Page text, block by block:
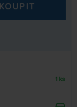
KOUPIT
1 ks